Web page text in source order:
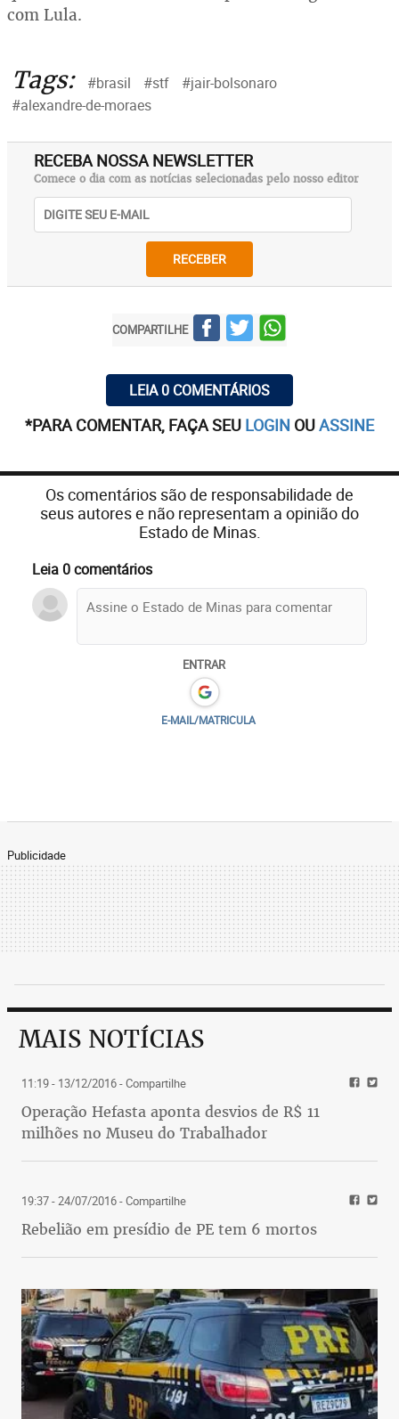
com Lula.
Tags: #brasil #stf
#jair-bolsonaro
#alexandre-de-moraes
RECEBA NOSSA NEWSLETTER
Comece o dia com as notícias selecionadas pelo nosso editor
RECEBER
COMPARTILHE
LEIA 0 COMENTÁRIOS
*PARA COMENTAR, FAÇA SEU LOGIN OUASSINE
Os comentários são de responsabilidade de
seus autores e não representam a opinião do
Estado de Minas.
Leia 0 comentários
ENTRAR
E-MAIL/MATRICULA
Publicidade
MAIS NOTÍCIAS
11:19 - 13/12/2016- Compartilhe
Operação Hefasta aponta desvios de R$ 11
milhões no Museu do Trabalhador
19:37 - 24/07/2016- Compartilhe
Rebelião em presídio de PE tem 6 mortos